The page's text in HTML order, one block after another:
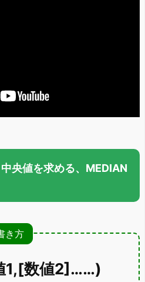
央値を求める、MEDIAN
き方
1,[数値2]……)